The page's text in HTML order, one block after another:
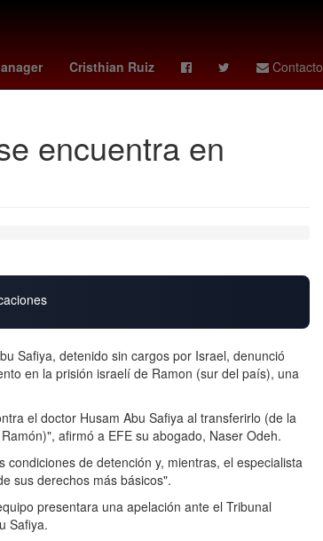
Cristhian Ruiz Contacto
27 de marzo
encuentra en
Safiya, detenido sin cargos por Israel, denunció
en la prisión israelí de Ramon (sur del país), una
el doctor Husam Abu Safiya al transferirlo (de la
afirmó a EFE su abogado, Naser Odeh.
de detención y, mientras, el especialista
sus derechos más básicos".
presentara una apelación ante el Tribunal
Safiya.